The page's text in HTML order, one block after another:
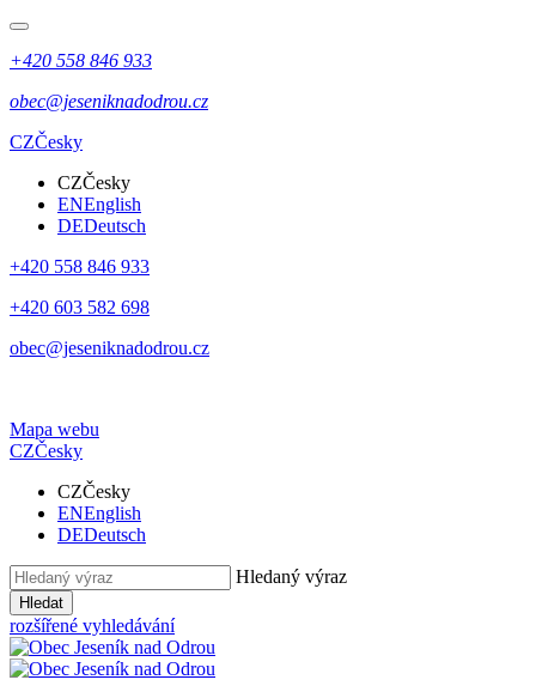
+420 558 846 933
obec@jeseniknadodrou.cz
CZČesky
CZČesky
ENEnglish
DEDeutsch
+420 558 846 933
+420 603 582 698
obec@jeseniknadodrou.cz
Mapa webu
CZČesky
CZČesky
ENEnglish
DEDeutsch
Hledaný výraz
Hledat
rozšířené vyhledávání